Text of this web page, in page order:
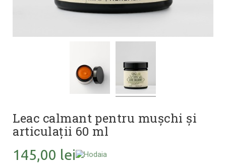
Leac calmant pentru mușchi și
articulații 60 ml
145,00 lei